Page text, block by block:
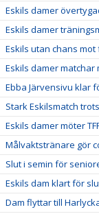
Eskils damer
Eskils damer
Eskils utan chans
Eskils damer matchar
Ebba Järvensivu klar
Stark Eskilsmatch
Eskils damer möter
Målvaktstränare gör
Slut i semin för
Eskils dam klart för
Dam flyttar till